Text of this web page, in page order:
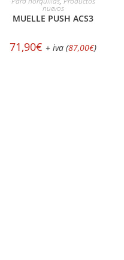
nuevos
MUELLE PUSH ACS3
71,90€ + iva (87,00€)